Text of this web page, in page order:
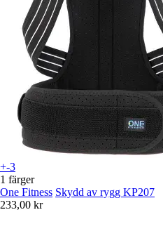
+-3
1 färger
One Fitness Skydd av rygg KP207
233,00 kr